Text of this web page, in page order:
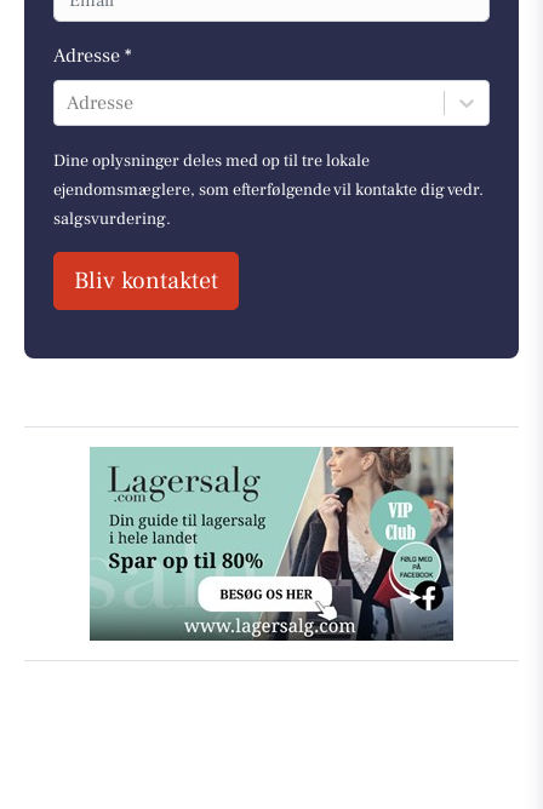
Adresse *
Adresse
Dine oplysninger deles med op til tre lokale
ejendomsmæglere, som efterfølgende vil kontakte dig vedr.
salgsvurdering.
Bliv kontaktet